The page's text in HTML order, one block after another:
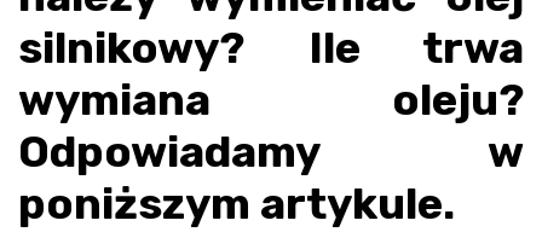
silnikowy? Ile trwa
wymiana oleju?
Odpowiadamy w
poniższym artykule.